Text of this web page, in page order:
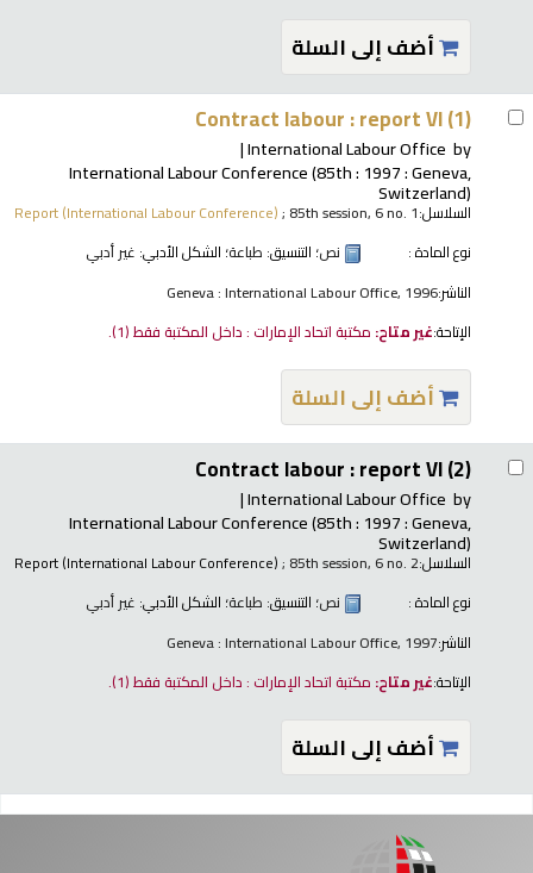
أضف إلى السلة
Contract labour : report VI (1)
by
International Labour Office
International Labour Conference(85th : 1997 : Geneva,
Switzerland)
السلاسل: Report (International Labour Conference); 85th session, 6 no. 1
نوع المادة :
نص؛ التنسيق: طباعة؛ الشكل الأدبي: غير أدبي
الناشر:Geneva : International Labour Office, 1996
الإتاحة:غير متاح: مكتبة اتحاد الإمارات : داخل المكتبة فقط(1).
أضف إلى السلة
Contract labour : report VI (2)
by
International Labour Office
International Labour Conference(85th : 1997 : Geneva,
Switzerland)
السلاسل: Report (International Labour Conference); 85th session, 6 no. 2
نوع المادة :
نص؛ التنسيق: طباعة؛ الشكل الأدبي: غير أدبي
الناشر:Geneva : International Labour Office, 1997
الإتاحة:غير متاح: مكتبة اتحاد الإمارات : داخل المكتبة فقط(1).
أضف إلى السلة